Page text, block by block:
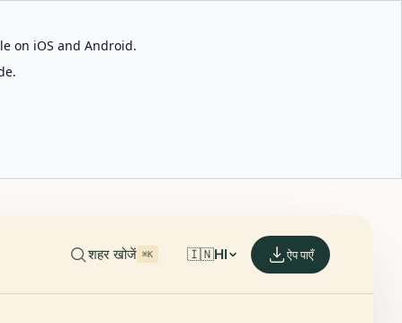
on iOS and Android.
शहर खोजें ⌘K 🇮🇳HI ऐप पाएँ